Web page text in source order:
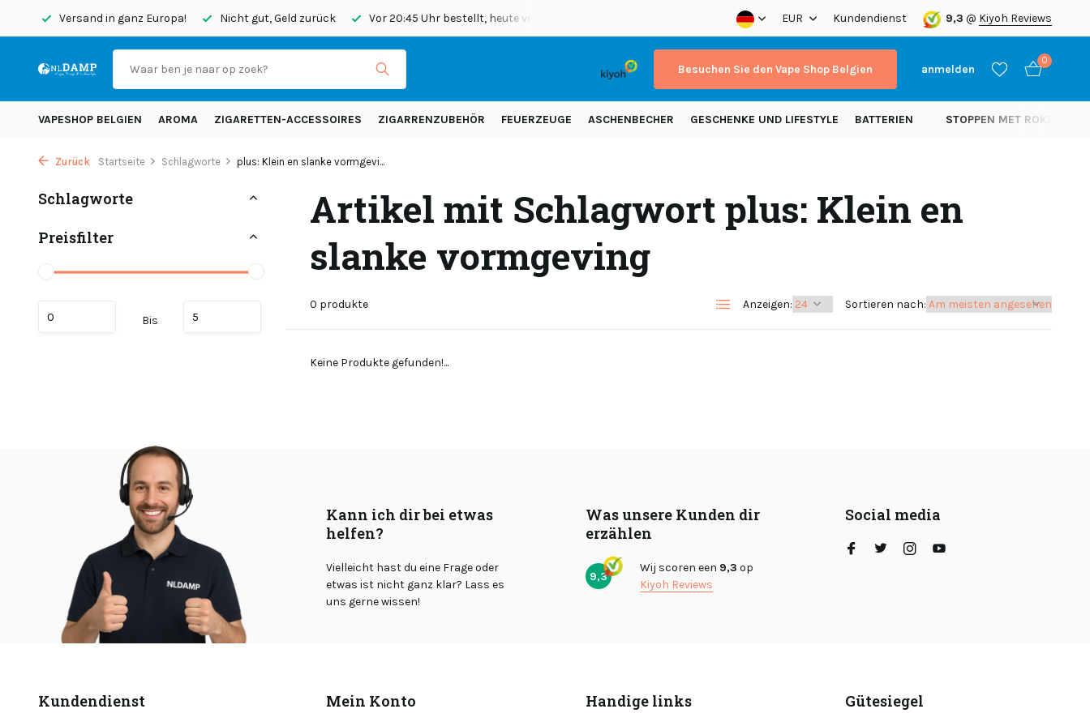
Versand in ganz Europa! Nicht gut, Geld zurück Vor 20:45 Uhr bestellt, heute versendet EUR Kundendienst 9,3 @ Kiyoh Reviews
Besuchen Sie den Vape Shop Belgien anmelden
Benutzerkonto
0
VAPESHOP BELGIEN AROMA ZIGARETTEN-ACCESSOIRES ZIGARRENZUBEHÖR FEUERZEUGE ASCHENBECHER GESCHENKE UND LIFESTYLE BATTERIEN STOPPEN MET ROKEN
Zurück Startseite Schlagworte plus: Klein en slanke vormgevi...
Schlagworte
Preisfilter
Bis
Artikel mit Schlagwort plus: Klein en
slanke vormgeving
0 produkte Anzeigen: Sortieren nach:
Keine Produkte gefunden!...
Kann ich dir bei etwas
helfen?
Vielleicht hast du eine Frage oder
etwas ist nicht ganz klar? Lass es
uns gerne wissen!
Was unsere Kunden dir
erzählen
9,3
Wij scoren een 9,3 op
Kiyoh Reviews
Social media
Kundendienst Mein Konto Handige links Gütesiegel